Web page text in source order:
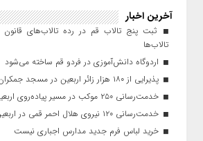
آخرین اخبار
ثبت پنج تالاب قم در رده تالاب‌های
تالاب‌ها
اردوگاه دانش‌آموزی در فردو قم ساخته می‌شود
پذیرایی از ۱۸۰ هزار زائر اربعین در مسجد جمکران
خدمت‌رسانی ۲۵۰ موکب در مسیر پیاده‌روی اربعین در قم
خدمت‌رسانی ۱۲۰ نیروی هلال احمر قمی در اربعین
خرید لباس فرم جدید مدارس اجباری نیست